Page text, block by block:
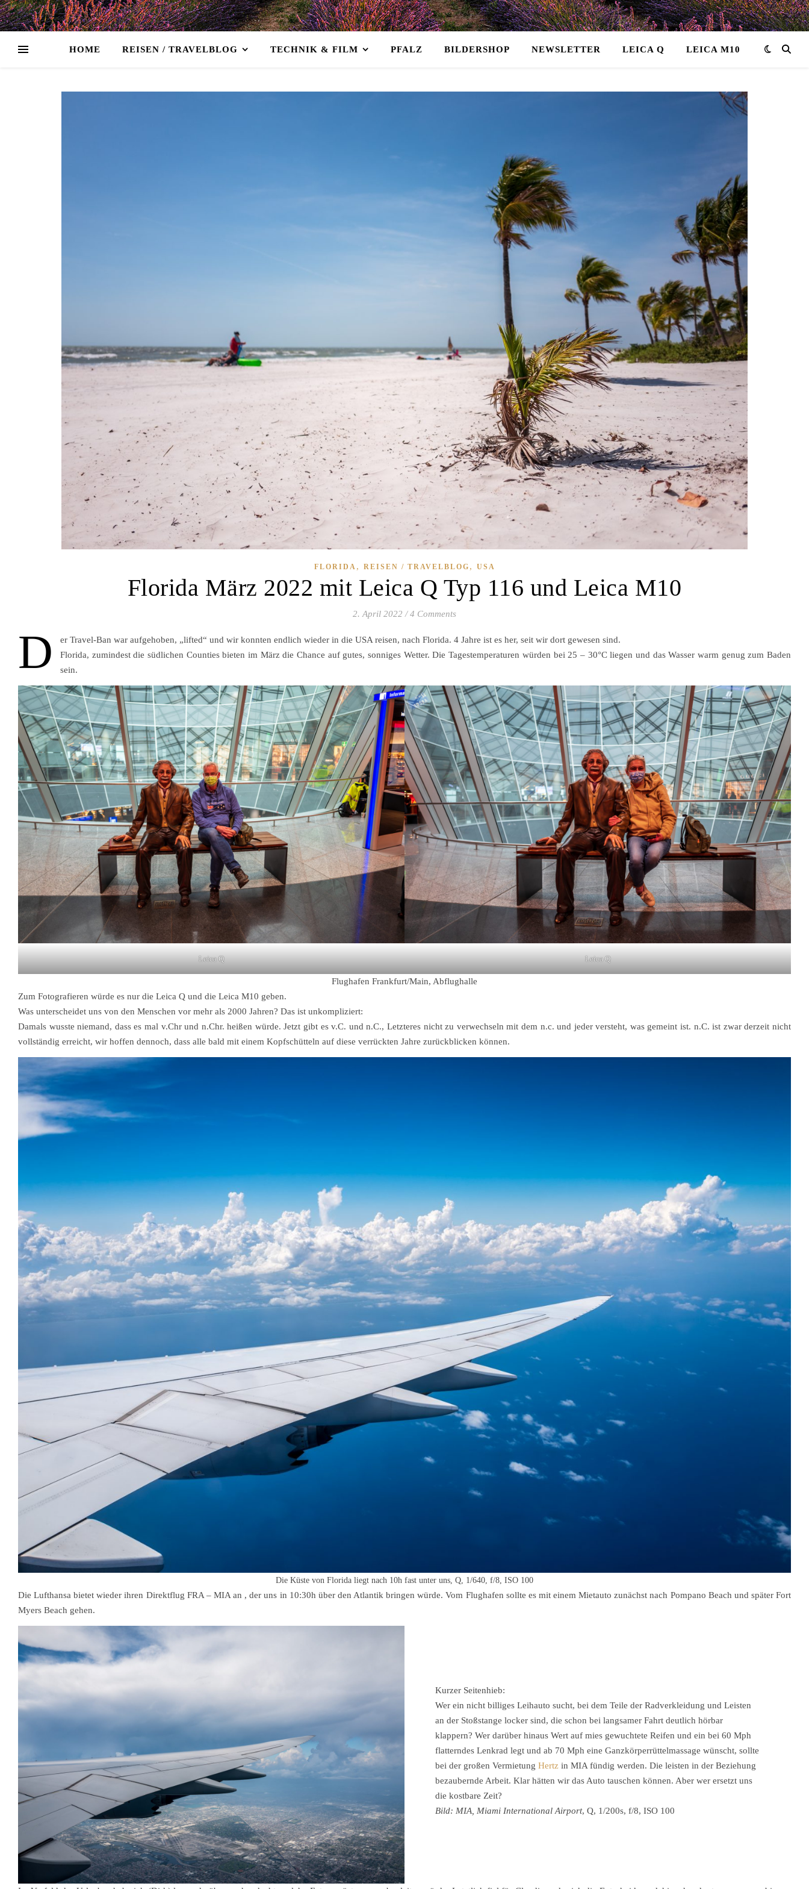
HOME REISEN / TRAVELBLOG TECHNIK & FILM PFALZ BILDERSHOP NEWSLETTER LEICA Q LEICA M10
FLORIDA , REISEN / TRAVELBLOG , USA
Florida März 2022 mit Leica Q Typ 116 und Leica M10
2. April 2022 / 4 Comments
D
er Travel-Ban war aufgehoben, „lifted“ und wir konnten endlich wieder in die USA reisen, nach Florida. 4 Jahre ist es her, seit wir dort gewesen sind.
Florida, zumindest die südlichen Counties bieten im März die Chance auf gutes, sonniges Wetter. Die Tagestemperaturen würden bei 25 – 30°C liegen und das Wasser warm genug zum Baden
sein.
Leica Q Leica Q
Flughafen Frankfurt/Main, Abflughalle
Zum Fotografieren würde es nur die Leica Q und die Leica M10 geben.
Was unterscheidet uns von den Menschen vor mehr als 2000 Jahren? Das ist unkompliziert:
Damals wusste niemand, dass es mal v.Chr und n.Chr. heißen würde. Jetzt gibt es v.C. und n.C., Letzteres nicht zu verwechseln mit dem n.c. und jeder versteht, was gemeint ist. n.C. ist zwar derzeit nicht
vollständig erreicht, wir hoffen dennoch, dass alle bald mit einem Kopfschütteln auf diese verrückten Jahre zurückblicken können.
Die Küste von Florida liegt nach 10h fast unter uns, Q, 1/640, f/8, ISO 100
Die Lufthansa bietet wieder ihren Direktflug FRA – MIA an , der uns in 10:30h über den Atlantik bringen würde. Vom Flughafen sollte es mit einem Mietauto zunächst nach Pompano Beach und später Fort
Myers Beach gehen.
Kurzer Seitenhieb:
Wer ein nicht billiges Leihauto sucht, bei dem Teile der Radverkleidung und Leisten
an der Stoßstange locker sind, die schon bei langsamer Fahrt deutlich hörbar
klappern? Wer darüber hinaus Wert auf mies gewuchtete Reifen und ein bei 60 Mph
flatterndes Lenkrad legt und ab 70 Mph eine Ganzkörperrüttelmassage wünscht, sollte
bei der großen VermietungHertz in MIA fündig werden. Die leisten in der Beziehung
bezaubernde Arbeit. Klar hätten wir das Auto tauschen können. Aber wer ersetzt uns
die kostbare Zeit?
Bild: MIA, Miami International Airport, Q, 1/200s, f/8, ISO 100